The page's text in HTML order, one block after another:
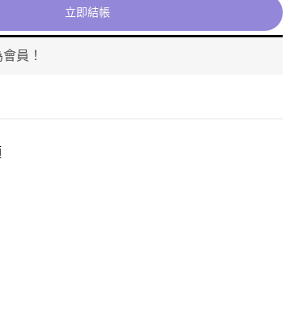
立即結帳
員！